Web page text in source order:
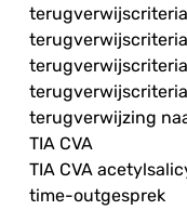
terugverwijscriteria
terugverwijzing
TIA CVA
TIA CVA
time-outgesprek